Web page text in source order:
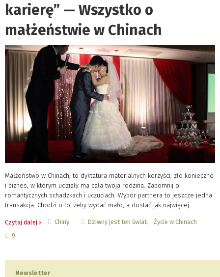
karierę” — Wszystko o
małżeństwie w Chinach
Małżeństwo w Chinach, to dyktatura materialnych korzyści, zło konieczne
i biznes, w którym udziały ma cała twoja rodzina. Zapomnij o
romantycznych schadzkach i uczuciach. Wybór partnera to jeszcze jedna
transakcja. Chodzi o to, żeby wydać mało, a dostać jak najwięcej.…
Czytaj dalej › Chiny Dziwny jest ten świat
Życie w Chinach
9
Newsletter